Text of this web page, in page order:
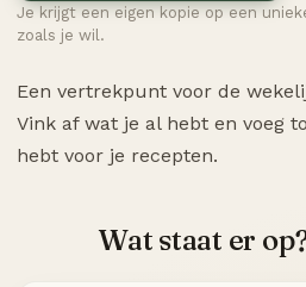
Je krijgt een eigen kopie op een
zoals je wil.
Een vertrekpunt voor de
Vink af wat je al hebt en voeg
hebt voor je recepten.
Wat staat er